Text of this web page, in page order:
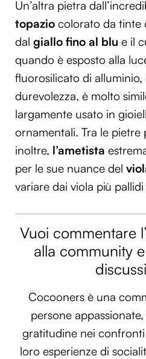
Utilizziamo i cookie per
annunci, per fornire
analizzare il nostro traffico.
informazioni sul modo in cui
nostri partner che si occupano
pubblicità e social media, i
con altre informazioni che hai
raccolto dal tuo utilizzo dei
Un’altra pietra
topazio colorato da tinte
dal giallo fino al blu e il
quando è esposto alla
fluorosilicato di alluminio,
durevolezza, è molto
largamente usato in
ornamentali. Tra le pietre
inoltre, l’ametista
per le sue nuance del
variare dai viola più
Vuoi commentare
alla community
Cocooners è una
persone
gratitudine nei
loro esperienze di